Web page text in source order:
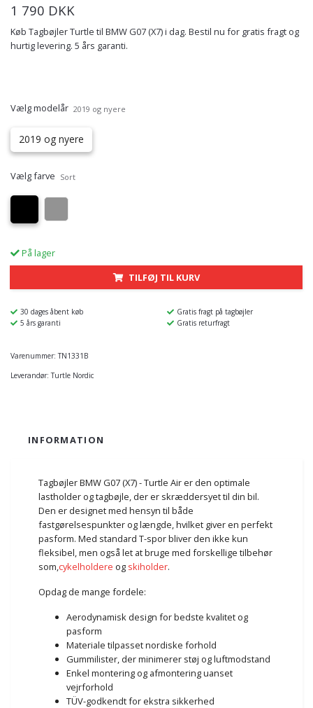
1 790 DKK
Køb Tagbøjler Turtle til BMW G07 (X7) i dag. Bestil nu for gratis fragt og
hurtig levering. 5 års garanti.
Vælg modelår 2019 og nyere
2019 og nyere
Vælg farve Sort
På lager
TILFØJ TIL KURV
30 dages åbent køb
Gratis fragt på tagbøjler
5 års garanti
Gratis returfragt
Varenummer: TN1331B
Leverandør: Turtle Nordic
INFORMATION
Tagbøjler BMW G07 (X7) - Turtle Air er den optimale
lastholder og tagbøjle, der er skræddersyet til din bil.
Den er designet med hensyn til både
fastgørelsespunkter og længde, hvilket giver en perfekt
pasform. Med standard T-spor bliver den ikke kun
fleksibel, men også let at bruge med forskellige tilbehør
som,cykelholdere og skiholder.
Opdag de mange fordele:
Aerodynamisk design for bedste kvalitet og
pasform
Materiale tilpasset nordiske forhold
Gummilister, der minimerer støj og luftmodstand
Enkel montering og afmontering uanset
vejrforhold
TÜV-godkendt for ekstra sikkerhed